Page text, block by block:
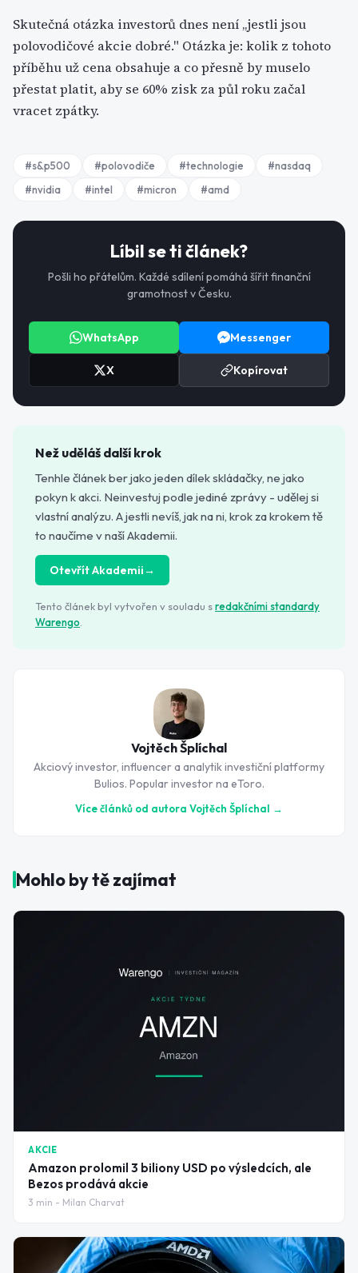
Skutečná otázka investorů dnes není „jestli jsou
polovodičové akcie dobré." Otázka je: kolik z tohoto
příběhu už cena obsahuje a co přesně by muselo
přestat platit, aby se 60% zisk za půl roku začal
vracet zpátky.
#s&p500 #polovodiče #technologie #nasdaq
#nvidia #intel #micron #amd
Líbil se ti článek?
Pošli ho přátelům. Každé sdílení pomáhá šířit finanční
gramotnost v Česku.
WhatsApp Messenger
X Kopírovat
Než uděláš další krok
Tenhle článek ber jako jeden dílek skládačky, ne jako
pokyn k akci. Neinvestuj podle jediné zprávy - udělej si
vlastní analýzu. A jestli nevíš, jak na ni, krok za krokem tě
to naučíme v naší Akademii.
Otevřít Akademii→
Tento článek byl vytvořen v souladu sredakčními standardy
Warengo
Vojtěch Šplíchal
Akciový investor, influencer a analytik investiční platformy
Bulios. Popular investor na eToro.
Více článků od autora Vojtěch Šplíchal →
Mohlo by tě zajímat
AKCIE
Amazon prolomil 3 biliony USD po výsledcích, ale
Bezos prodává akcie
3 min - Milan Charvat